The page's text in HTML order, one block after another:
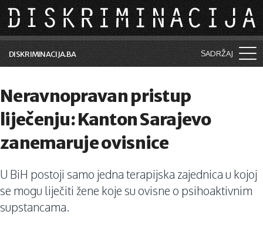
Skip to main content
DISKRIMINACIJA.BA SADRŽAJ
Vijesti i događaji
Aktuelne teme
Kolumne
Lične priče
Saradnja sa medijima
Neravnopravan pristup
liječenju: Kanton Sarajevo
zanemaruje ovisnice
U BiH postoji samo jedna terapijska zajednica u kojoj
se mogu liječiti žene koje su ovisne o psihoaktivnim
supstancama.